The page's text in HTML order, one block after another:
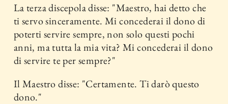
La terza discepola disse: "Maestro, hai detto che
ti servo sinceramente. Mi concederai il dono di
poterti servire sempre, non solo questi pochi
anni, ma tutta la mia vita? Mi concederai il dono
di servire te per sempre?"
Il Maestro disse: "Certamente. Ti darò questo
dono."